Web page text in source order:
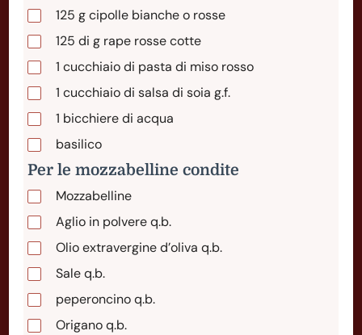
125 gcipolle bianche o rosse
125 di g rape rosse cotte
1 cucchiaiodi pasta di miso rosso
1 cucchiaiodi salsa di soia g.f.
1 bicchieredi acqua
basilico
Per le mozzabelline condite
Mozzabelline
Aglio in polvere q.b.
Olio extravergine d’oliva q.b.
Sale q.b.
peperoncino q.b.
Origano q.b.